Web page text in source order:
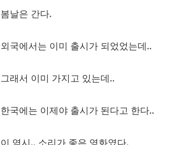
봄날은 간다.
외국에서는 이미 출시가 되었었는데..
그래서 이미 가지고 있는데..
한국에는 이제야 출시가 된다고 한다..